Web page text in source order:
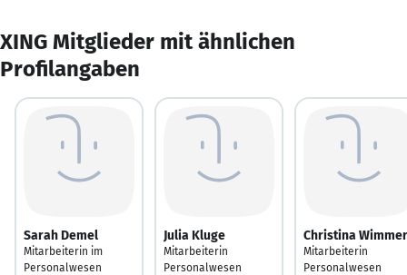
XING Mitglieder mit ähnlichen
Profilangaben
Sarah Demel
Mitarbeiterin im
Personalwesen
Julia Kluge
Mitarbeiterin
Personalwesen
Christina Wimmer
Mitarbeiterin
Personalwesen